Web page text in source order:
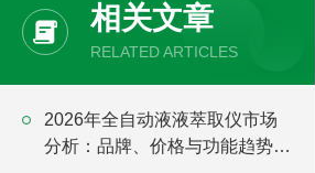
相关文章
RELATED ARTICLES
2026年全自动液液萃取仪市场
分析：品牌、价格与功能趋势全